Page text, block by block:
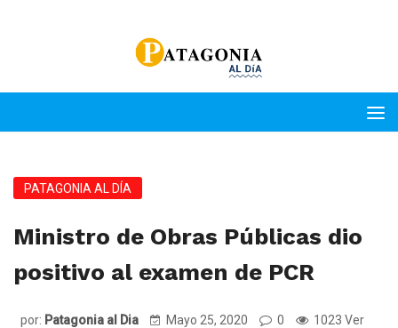
PATAGONIA AL DÍA
Ministro de Obras Públicas dio
positivo al examen de PCR
por: Patagonia al Dia Mayo 25, 2020 0 1023 Ver